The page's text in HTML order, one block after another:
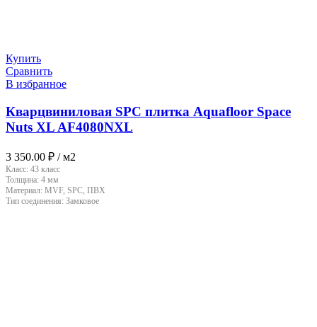
Купить
Сравнить
В избранное
Кварцвиниловая SPC плитка Aquafloor Space
Nuts XL AF4080NXL
3 350.00 ₽ / м2
Класс: 43 класс
Толщина: 4 мм
Материал: MVF, SPC, ПВХ
Тип соединения: Замковое